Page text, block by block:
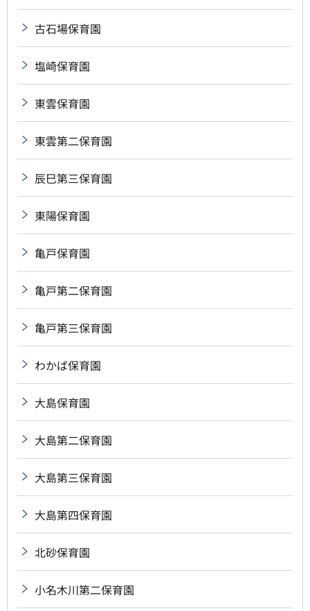
古石場保育園
塩崎保育園
東雲保育園
東雲第二保育園
辰巳第三保育園
東陽保育園
亀戸保育園
亀戸第二保育園
亀戸第三保育園
わかば保育園
大島保育園
大島第二保育園
大島第三保育園
大島第四保育園
北砂保育園
小名木川第二保育園